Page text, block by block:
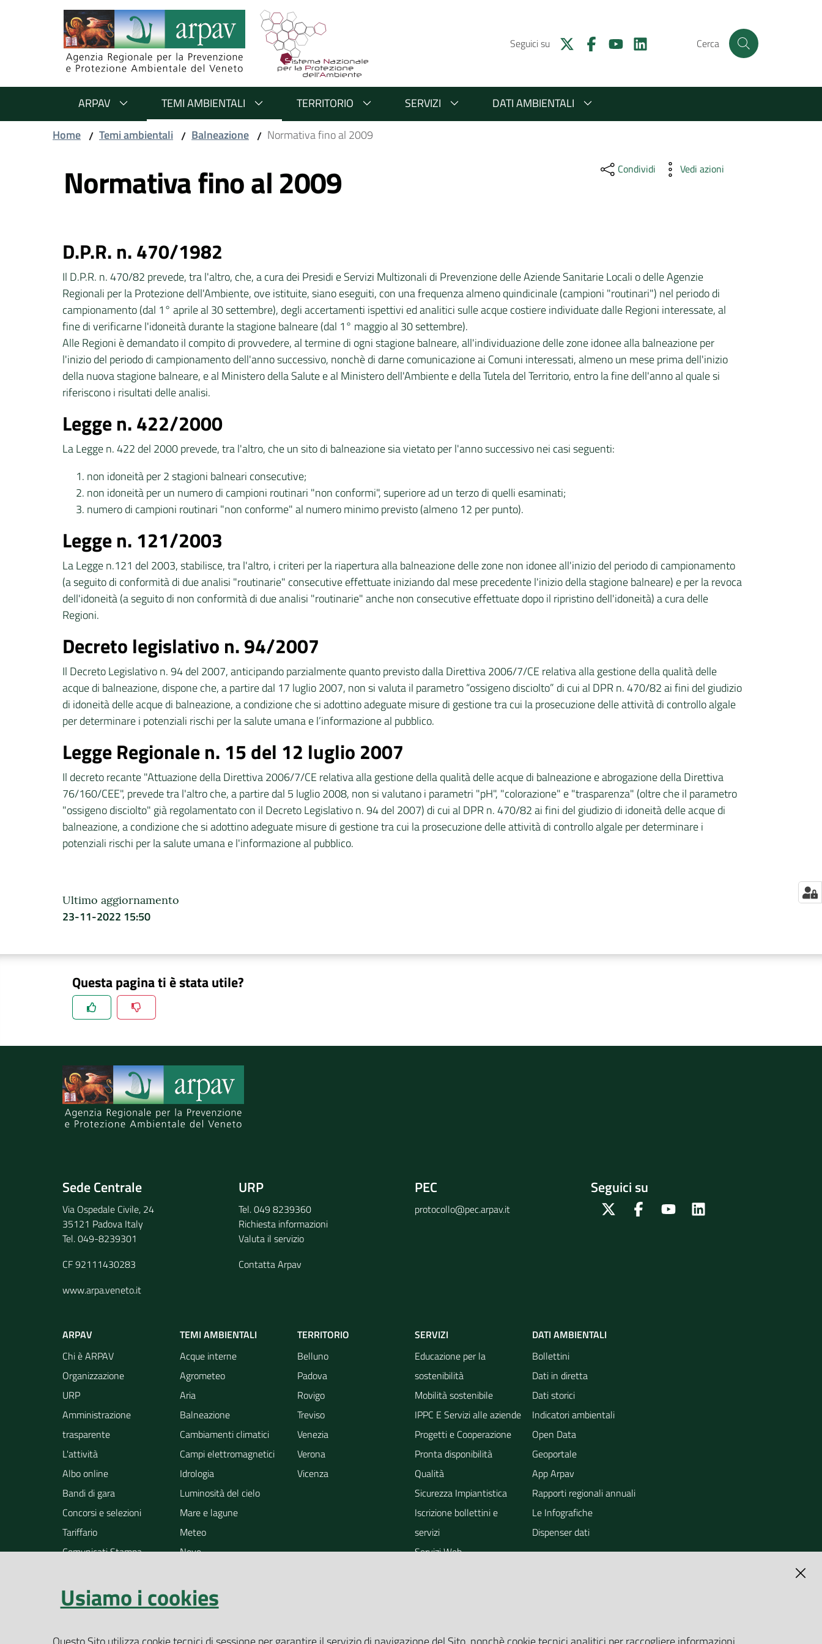
Salta al contenuto
Salta alla navigazione
Salta al footer
Seguici su Cerca
ARPAV TEMI AMBIENTALI TERRITORIO SERVIZI
DATI AMBIENTALI
Home / Temi ambientali / Balneazione / Normativa fino al 2009
Normativa fino al 2009 Condividi Vedi azioni
D.P.R. n. 470/1982
Il D.P.R. n. 470/82 prevede, tra l'altro, che, a cura dei Presidi e Servizi Multizonali di Prevenzione delle Aziende Sanitarie Locali o delle Agenzie
Regionali per la Protezione dell'Ambiente, ove istituite, siano eseguiti, con una frequenza almeno quindicinale (campioni "routinari") nel periodo di
campionamento (dal 1° aprile al 30 settembre), degli accertamenti ispettivi ed analitici sulle acque costiere individuate dalle Regioni interessate, al
fine di verificarne l'idoneità durante la stagione balneare (dal 1° maggio al 30 settembre).
Alle Regioni è demandato il compito di provvedere, al termine di ogni stagione balneare, all'individuazione delle zone idonee alla balneazione per
l'inizio del periodo di campionamento dell'anno successivo, nonchè di darne comunicazione ai Comuni interessati, almeno un mese prima dell'inizio
della nuova stagione balneare, e al Ministero della Salute e al Ministero dell'Ambiente e della Tutela del Territorio, entro la fine dell'anno al quale si
riferiscono i risultati delle analisi.
Legge n. 422/2000
La Legge n. 422 del 2000 prevede, tra l'altro, che un sito di balneazione sia vietato per l'anno successivo nei casi seguenti:
non idoneità per 2 stagioni balneari consecutive;
non idoneità per un numero di campioni routinari "non conformi", superiore ad un terzo di quelli esaminati;
numero di campioni routinari "non conforme" al numero minimo previsto (almeno 12 per punto).
Legge n. 121/2003
La Legge n.121 del 2003, stabilisce, tra l'altro, i criteri per la riapertura alla balneazione delle zone non idonee all'inizio del periodo di campionamento
(a seguito di conformità di due analisi "routinarie" consecutive effettuate iniziando dal mese precedente l'inizio della stagione balneare) e per la revoca
dell'idoneità (a seguito di non conformità di due analisi "routinarie" anche non consecutive effettuate dopo il ripristino dell'idoneità) a cura delle
Regioni.
Decreto legislativo n. 94/2007
Il Decreto Legislativo n. 94 del 2007, anticipando parzialmente quanto previsto dalla Direttiva 2006/7/CE relativa alla gestione della qualità delle
acque di balneazione, dispone che, a partire dal 17 luglio 2007, non si valuta il parametro “ossigeno disciolto” di cui al DPR n. 470/82 ai fini del giudizio
di idoneità delle acque di balneazione, a condizione che si adottino adeguate misure di gestione tra cui la prosecuzione delle attività di controllo algale
per determinare i potenziali rischi per la salute umana e l’informazione al pubblico.
Legge Regionale n. 15 del 12 luglio 2007
Il decreto recante "Attuazione della Direttiva 2006/7/CE relativa alla gestione della qualità delle acque di balneazione e abrogazione della Direttiva
76/160/CEE", prevede tra l'altro che, a partire dal 5 luglio 2008, non si valutano i parametri "pH", "colorazione" e "trasparenza" (oltre che il parametro
"ossigeno disciolto" già regolamentato con il Decreto Legislativo n. 94 del 2007) di cui al DPR n. 470/82 ai fini del giudizio di idoneità delle acque di
balneazione, a condizione che si adottino adeguate misure di gestione tra cui la prosecuzione delle attività di controllo algale per determinare i
potenziali rischi per la salute umana e l'informazione al pubblico.
Ultimo aggiornamento
23-11-2022 15:50
Questa pagina ti è stata utile?
Spiegaci perchè, e aiutaci a migliorare il servizio
Sede Centrale
Via Ospedale Civile, 24
35121 Padova Italy
Tel. 049-8239301
CF 92111430283
www.arpa.veneto.it
URP
Tel. 049 8239360
Richiesta informazioni
Valuta il servizio
Contatta Arpav
PEC
protocollo@pec.arpav.it
Seguici su
Twitter FacebookYoutube
ARPAV
Chi è ARPAV
Organizzazione
URP
Amministrazione
trasparente
L'attività
Albo online
Bandi di gara
Concorsi e selezioni
Tariffario
Comunicati Stampa
TEMI AMBIENTALI
Acque interne
Agrometeo
Aria
Balneazione
Cambiamenti climatici
Campi elettromagnetici
Idrologia
Luminosità del cielo
Mare e lagune
Meteo
Neve
Pollini
Radioattività
TERRITORIO
Belluno
Padova
Rovigo
Treviso
Venezia
Verona
Vicenza
SERVIZI
Educazione per la
sostenibilità
Mobilità sostenibile
IPPC E Servizi alle aziende
Progetti e Cooperazione
Pronta disponibilità
Qualità
Sicurezza Impiantistica
Iscrizione bollettini e
servizi
Servizi Web
DATI AMBIENTALI
Bollettini
Dati in diretta
Dati storici
Indicatori ambientali
Open Data
Geoportale
App Arpav
Rapporti regionali annuali
Le Infografiche
Dispenser dati
Usiamo i cookies